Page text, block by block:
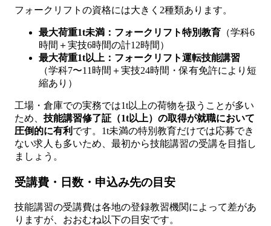
フォークリフトの資格には大きく2種類あります。
最大荷重1t未満：フォークリフト特別教育 （学科6
時間＋実技6時間の計12時間）
最大荷重1t以上：フォークリフト運転技能講習
（学科7〜11時間＋実技24時間・保有免許により短
縮あり）
工場・倉庫での実務では1t以上の荷物を扱うことが多い
ため、 技能講習修了証（1t以上）の取得が就職において
圧倒的に有利 です。1t未満の特別教育だけでは応募でき
ない求人も多いため、最初から技能講習の受講を目指し
ましょう。
受講費・日数・申込み先の目安
技能講習の受講費は各地の登録教習機関によって差があ
りますが、おおむね以下の目安です。